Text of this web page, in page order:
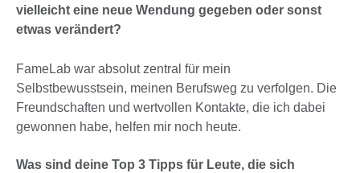
vielleicht eine neue Wendung gegeben oder sonst
etwas verändert?
FameLab war absolut zentral für mein
Selbstbewusstsein, meinen Berufsweg zu verfolgen. Die
Freundschaften und wertvollen Kontakte, die ich dabei
gewonnen habe, helfen mir noch heute.
Was sind deine Top 3 Tipps für Leute, die sich